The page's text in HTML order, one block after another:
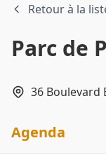
Retour à la
Parc de
36 Boulevard
Agenda